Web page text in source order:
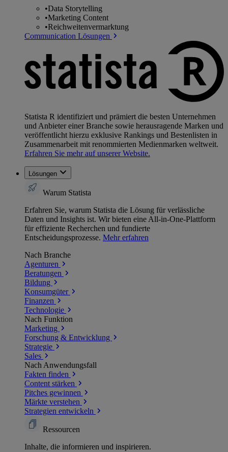
•Data Storytelling
•Marketing Content
•Reichweitenvermarktung
Communication Lösungen
Statista R identifiziert und prämiert die besten Unternehmen
und Anbieter einer Branche sowie herausragende Marken und
veröffentlicht hierzu exklusive Rankings und Bestenlisten in
Zusammenarbeit mit renommierten Medienmarken weltweit.
Erfahren Sie mehr auf unserer Website.
Lösungen
Warum Statista
Erfahren Sie, warum Statista die Lösung für verlässliche
Daten und Insights ist. Wir bieten eine All-in-One-Plattform
für effiziente Recherchen und fundierte
Entscheidungsprozesse. Mehr erfahren
Nach Branche
Agenturen
Beratungen
Bildung
Konsumgüter
Finanzen
Technologie
Nach Funktion
Marketing
Forschung & Entwicklung
Strategie
Sales
Nach Anwendungsfall
Fakten finden
Content stärken
Pitches gewinnen
Märkte verstehen
Strategien entwickeln
Ressourcen
Inhalte, die informieren und inspirieren.